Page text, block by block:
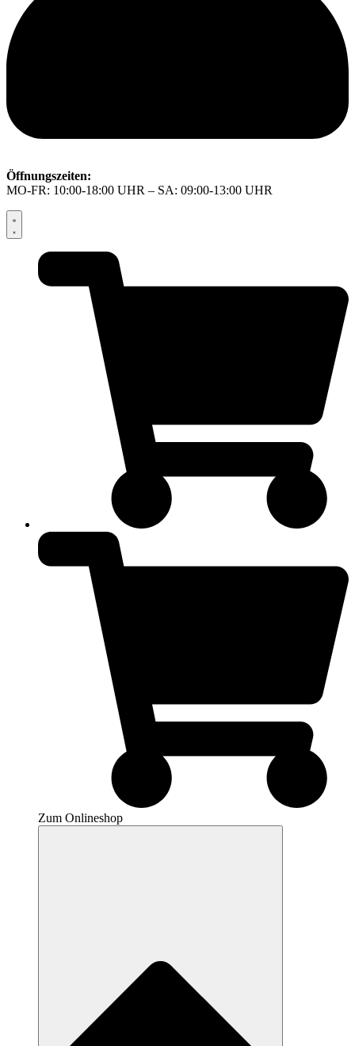
Öffnungszeiten:
MO-FR: 10:00-18:00 UHR – SA: 09:00-13:00 UHR
Zum Onlineshop